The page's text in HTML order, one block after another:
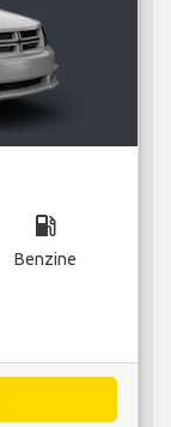
local_gas_station
Benzine